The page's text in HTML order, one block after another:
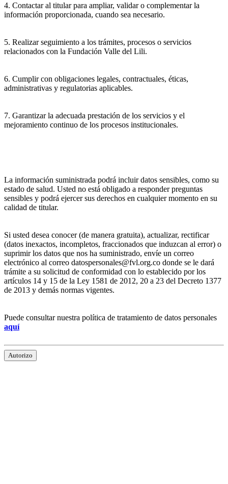
4. Contactar al titular para ampliar, validar o complementar la
información proporcionada, cuando sea necesario.
5. Realizar seguimiento a los trámites, procesos o servicios
relacionados con la Fundación Valle del Lili.
6. Cumplir con obligaciones legales, contractuales, éticas,
administrativas y regulatorias aplicables.
7. Garantizar la adecuada prestación de los servicios y el
mejoramiento continuo de los procesos institucionales.
La información suministrada podrá incluir datos sensibles, como su
estado de salud. Usted no está obligado a responder preguntas
sensibles y podrá ejercer sus derechos en cualquier momento en su
calidad de titular.
Si usted desea conocer (de manera gratuita), actualizar, rectificar
(datos inexactos, incompletos, fraccionados que induzcan al error) o
suprimir los datos que nos ha suministrado, envíe un correo
electrónico al correo datospersonales@fvl.org.co donde se le dará
trámite a su solicitud de conformidad con lo establecido por los
artículos 14 y 15 de la Ley 1581 de 2012, 20 a 23 del Decreto 1377
de 2013 y demás normas vigentes.
Puede consultar nuestra política de tratamiento de datos personales
aquí
Autorizo